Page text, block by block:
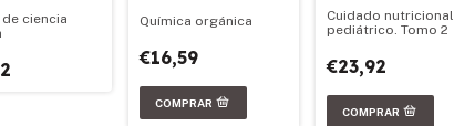
ciencia
Química orgánica
€16,59
Cuidado nutricional
pediátrico. Tomo 2
€23,92